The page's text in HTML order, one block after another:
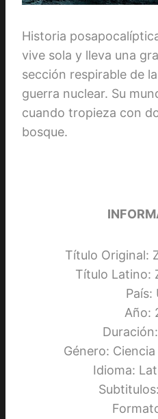
Historia
vive sola y lleva una
sección respirable de
guerra nuclear. Su
cuando tropieza con
bosque.
Título Original:
Título Latino:
País:
Año:
Género:
Idioma: